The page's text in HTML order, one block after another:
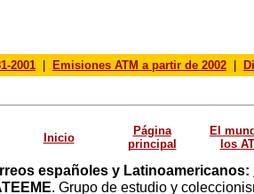
2001 Emisiones ATM a partir de 2002
Inicio
Página
principal
El
los
españoles y Latinoamericanos:
. Grupo de estudio y